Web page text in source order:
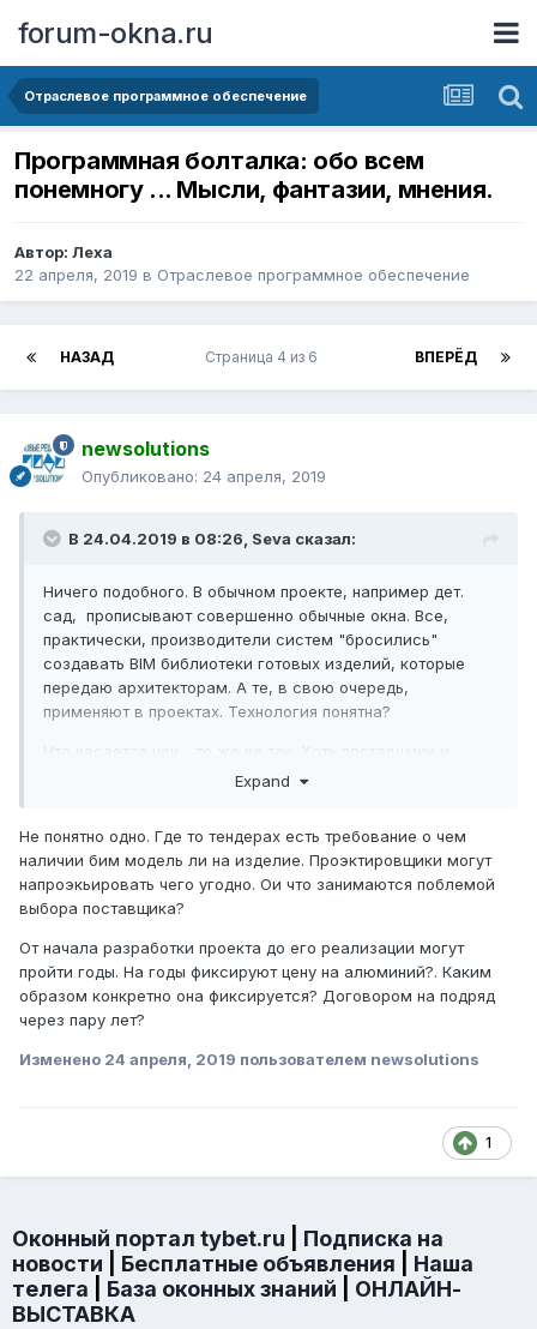
forum-okna.ru
Отраслевое программное обеспечение
Программная болталка: обо всем
понемногу ... Мысли, фантазии, мнения.
Автор: Леха
22 апреля, 2019 в Отраслевое программное обеспечение
НАЗАД ВПЕРЁД
Страница 4 из 6
newsolutions
Опубликовано: 24 апреля, 2019
В 24.04.2019 в 08:26, Seva сказал:
Ничего подобного. В обычном проекте, например дет.
сад, прописывают совершенно обычные окна. Все,
практически, производители систем "бросились"
создавать BIM библиотеки готовых изделий, которые
передаю архитекторам. А те, в свою очередь,
применяют в проектах. Технология понятна?
Что касается цен - то же не так. Хоть поставщики и
пытаются хеджировать свои риски, однако от них
ЗАФИКСИРОВАТЬ цену на товар. И никого не волнует, что
цена на LME может измениться в большую сторону....
Expand
Не понятно одно. Где то тендерах есть требование о чем
наличии бим модель ли на изделие. Проэктировщики могут
напроэкьировать чего угодно. Ои что занимаются поблемой
выбора поставщика?
От начала разработки проекта до его реализации могут
пройти годы. На годы фиксируют цену на алюминий?. Каким
образом конкретно она фиксируется? Договором на подряд
через пару лет?
Изменено 24 апреля, 2019 пользователем newsolutions
1
Оконный портал tybet.ru
Подписка на
новости
Бесплатные объявления
Наша
телега
База оконных знаний
ОНЛАЙН-
ВЫСТАВКА